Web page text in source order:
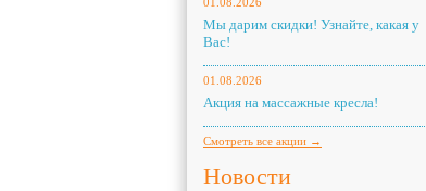
Мы дарим скидки! Узнайте, какая у
Вас!
01.08.2026
Акция на массажные кресла!
Смотреть все акции →
Новости